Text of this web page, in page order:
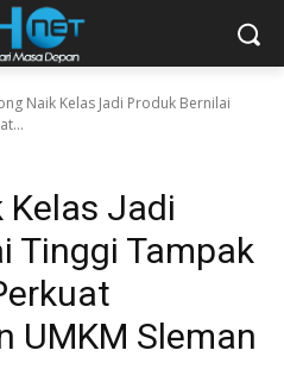
Naik Kelas Jadi Produk Bernilai
Kelas Jadi
Tinggi Tampak
UMKM Sleman